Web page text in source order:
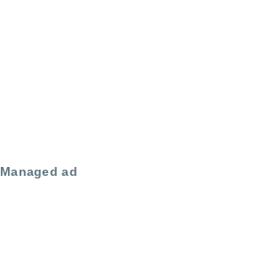
Managed ad